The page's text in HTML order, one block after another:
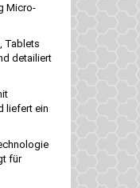
Micro-
Tablets
detailiert
liefert ein
für